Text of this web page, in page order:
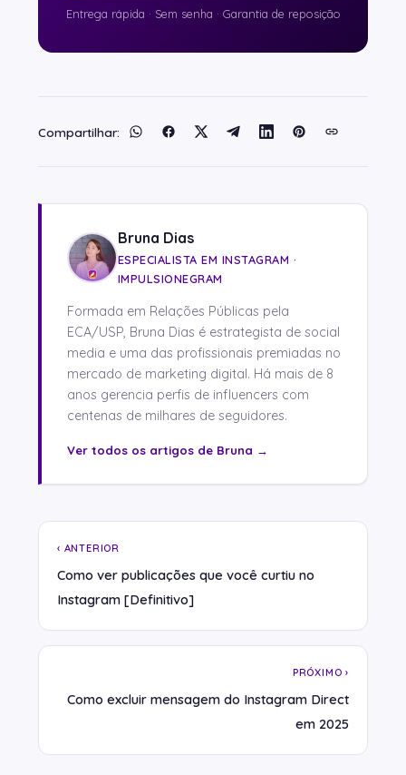
Entrega rápida · Sem senha · Garantia de reposição
Bruna Dias
ESPECIALISTA EM INSTAGRAM ·
IMPULSIONEGRAM
Formada em Relações Públicas pela
ECA/USP, Bruna Dias é estrategista de social
media e uma das profissionais premiadas no
mercado de marketing digital. Há mais de 8
anos gerencia perfis de influencers com
centenas de milhares de seguidores.
Ver todos os artigos de Bruna →
‹ ANTERIOR
Como ver publicações que você curtiu no
Instagram [Definitivo]
PRÓXIMO ›
Como excluir mensagem do Instagram Direct
em 2025